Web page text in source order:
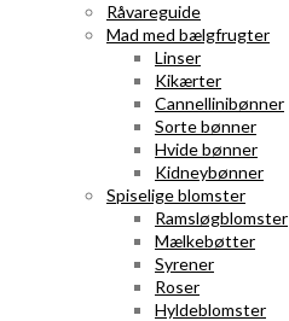
Råvareguide
Mad med bælgfrugter
Linser
Kikærter
Cannellinibønner
Sorte bønner
Hvide bønner
Kidneybønner
Spiselige blomster
Ramsløgblomster
Mælkebøtter
Syrener
Roser
Hyldeblomster